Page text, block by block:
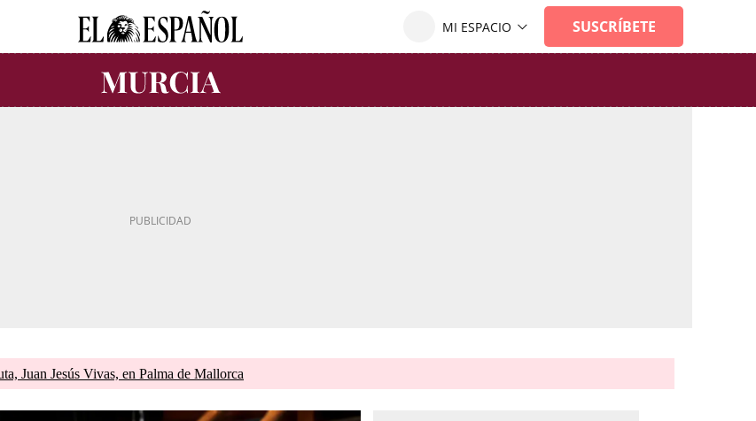
Juan Jesús Vivas, en Palma de Mallorca